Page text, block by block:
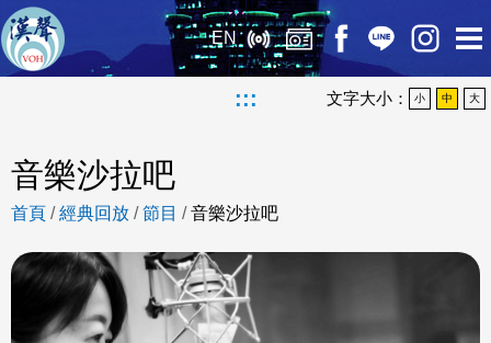
EN
::: 文字大小： 小 中 大
音樂沙拉吧
首頁 /經典回放 /節目 /音樂沙拉吧